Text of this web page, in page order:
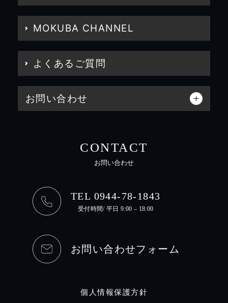
MOKUBA CHANNEL
よくあるご質問
お問い合わせ
CONTACT
お問い合わせ
TEL 0944-78-1843
受付時間/ 平日 9:00 – 18:00
お問い合わせフォーム
個人情報保護方針